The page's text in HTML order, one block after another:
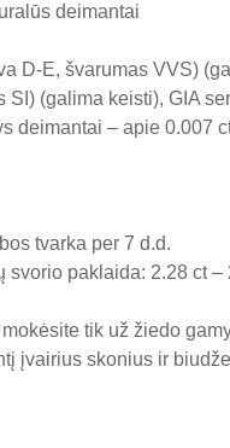
deimantai
D-E, švarumas VVS)
SI) (galima keisti), GIA
deimantai – apie 0.007
tvarka per 7 d.d.
paklaida: 2.28 ct –
tik už žiedo
įvairius skonius ir